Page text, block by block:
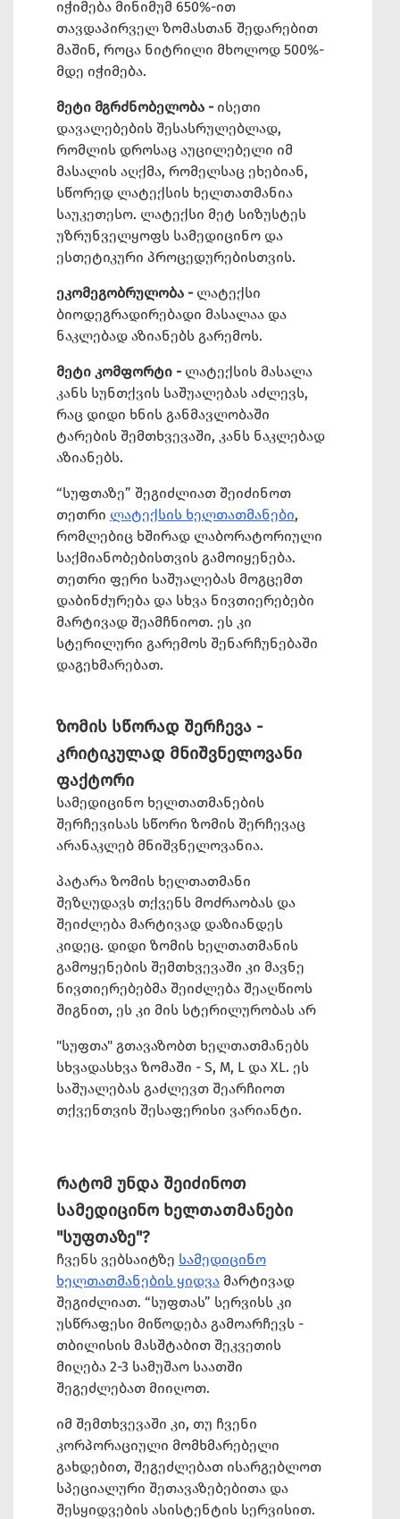
იჭიმება მინიმუმ 650%-ით
თავდაპირველ ზომასთან შედარებით
მაშინ, როცა ნიტრილი მხოლოდ 500%-
მდე იჭიმება.
მეტი მგრძნობელობა - ისეთი
დავალებების შესასრულებლად,
რომლის დროსაც აუცილებელი იმ
მასალის აღქმა, რომელსაც ეხებიან,
სწორედ ლატექსის ხელთათმანია
საუკეთესო. ლატექსი მეტ სიზუსტეს
უზრუნველყოფს სამედიცინო და
ესთეტიკური პროცედურებისთვის.
ეკომეგობრულობა - ლატექსი
ბიოდეგრადირებადი მასალაა და
ნაკლებად აზიანებს გარემოს.
მეტი კომფორტი - ლატექსის მასალა
კანს სუნთქვის საშუალებას აძლევს,
რაც დიდი ხნის განმავლობაში
ტარების შემთხვევაში, კანს ნაკლებად
აზიანებს.
“სუფთაზე” შეგიძლიათ შეიძინოთ
თეთრი ლატექსის ხელთათმანები,
რომლებიც ხშირად ლაბორატორიული
საქმიანობებისთვის გამოიყენება.
თეთრი ფერი საშუალებას მოგცემთ
დაბინძურება და სხვა ნივთიერებები
მარტივად შეამჩნიოთ. ეს კი
სტერილური გარემოს შენარჩუნებაში
დაგეხმარებათ.
ზომის სწორად შერჩევა -
კრიტიკულად მნიშვნელოვანი
ფაქტორი
სამედიცინო ხელთათმანების
შერჩევისას სწორი ზომის შერჩევაც
არანაკლებ მნიშვნელოვანია.
პატარა ზომის ხელთათმანი
შეზღუდავს თქვენს მოძრაობას და
შეიძლება მარტივად დაზიანდეს
კიდეც. დიდი ზომის ხელთათმანის
გამოყენების შემთხვევაში კი მავნე
ნივთიერებებმა შეიძლება შეაღწიოს
შიგნით, ეს კი მის სტერილურობას არ
"სუფთა" გთავაზობთ ხელთათმანებს
სხვადასხვა ზომაში - S, M, L და XL. ეს
საშუალებას გაძლევთ შეარჩიოთ
თქვენთვის შესაფერისი ვარიანტი.
რატომ უნდა შეიძინოთ
სამედიცინო ხელთათმანები
"სუფთაზე"?
ჩვენს ვებსაიტზე სამედიცინო
ხელთათმანების ყიდვა მარტივად
შეგიძლიათ. “სუფთას” სერვისს კი
უსწრაფესი მიწოდება გამოარჩევს -
თბილისის მასშტაბით შეკვეთის
მიღება 2-3 სამუშაო საათში
შეგეძლებათ მიიღოთ.
იმ შემთხვევაში კი, თუ ჩვენი
კორპორაციული მომხმარებელი
გახდებით, შეგეძლებათ ისარგებლოთ
სპეციალური შეთავაზებებითა და
შესყიდვების ასისტენტის სერვისით.